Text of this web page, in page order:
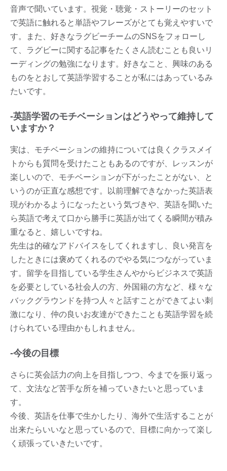
音声で聞いています。視覚・聴覚・ストーリーのセット
で英語に触れると単語やフレーズがとても覚えやすいで
す。また、好きなラグビーチームのSNSをフォローし
て、ラグビーに関する記事をたくさん読むことも良いリ
ーディングの勉強になります。好きなこと、興味のある
ものをとおして英語学習することが私にはあっているみ
たいです。
-英語学習のモチベーションはどうやって維持して
いますか？
実は、モチベーションの維持については良くクラスメイ
トからも質問を受けたこともあるのですが、レッスンが
楽しいので、モチベーションが下がったことがない、と
いうのが正直な感想です。以前理解できなかった英語表
現がわかるようになったという気づきや、英語を聞いた
ら英語で考えて口から勝手に英語が出てくる瞬間が積み
重なると、嬉しいですね。
先生は的確なアドバイスをしてくれますし、良い発言を
したときには褒めてくれるのでやる気につながっていま
す。留学を目指している学生さんやからビジネスで英語
を必要としている社会人の方、外国籍の方など、様々な
バックグラウンドを持つ人々と話すことができてよい刺
激になり、仲の良いお友達ができたことも英語学習を続
けられている理由かもしれません。
-今後の目標
さらに英会話力の向上を目指しつつ、今までを振り返っ
て、文法など苦手な所を補っていきたいと思っていま
す。
今後、英語を仕事で生かしたり、海外で生活することが
出来たらいいなと思っているので、目標に向かって楽し
く頑張っていきたいです。